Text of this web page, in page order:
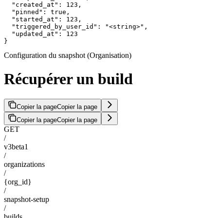
  "created_at": 123,
  "pinned": true,
  "started_at": 123,
  "triggered_by_user_id": "<string>",
  "updated_at": 123
}
Configuration du snapshot (Organisation)
Récupérer un build
Copier la pageCopier la page
Copier la pageCopier la page
GET
/
v3beta1
/
organizations
/
{org_id}
/
snapshot-setup
/